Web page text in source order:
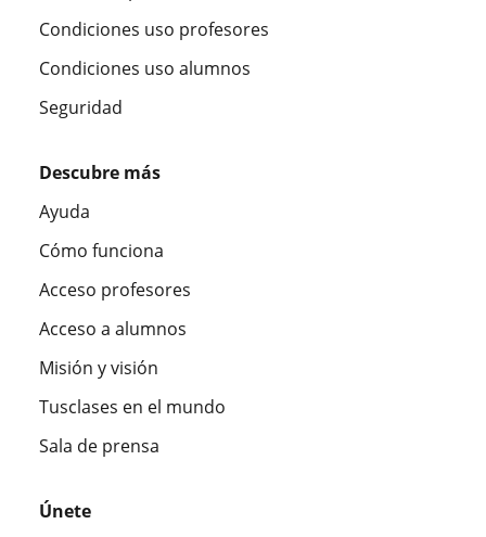
Condiciones uso profesores
Condiciones uso alumnos
Seguridad
Descubre más
Ayuda
Cómo funciona
Acceso profesores
Acceso a alumnos
Misión y visión
Tusclases en el mundo
Sala de prensa
Únete